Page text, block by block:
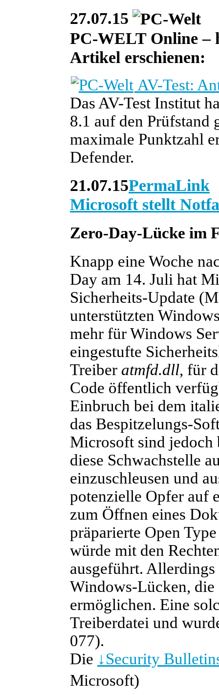
27.07.15
PC-WELT Online –
Artikel erschienen:
AV-Test:
Das AV-Test Institut
8.1 auf den Prüfstand
maximale Punktzahl
Defender.
21.07.15PermaLink
Microsoft stellt
Zero-Day-Lücke im
Knapp eine Woche
Day am 14. Juli hat
Sicherheits-Update
unterstützten
mehr für Windows
eingestufte
Treiber atmfd.dll, für
Code öffentlich
Einbruch bei dem
das Bespitzelungs-
Microsoft sind jedoch
diese Schwachstelle
einzuschleusen und
potenzielle Opfer auf
zum Öffnen eines
präparierte Open
würde mit den
ausgeführt.
Windows-Lücken, die
ermöglichen. Eine
Treiberdatei und
077).
Die ↓Security
Microsoft)